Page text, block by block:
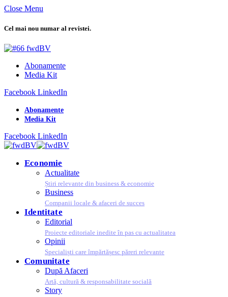
Close Menu
Cel mai nou numar al revistei.
Abonamente
Media Kit
Facebook LinkedIn
Abonamente
Media Kit
Facebook LinkedIn
Economie
Actualitate
Știri relevante din business & economie
Business
Companii locale & afaceri de succes
Identitate
Editorial
Proiecte editoriale inedite în pas cu actualitatea
Opinii
Specialiști care împărtășesc păreri relevante
Comunitate
După Afaceri
Artă, cultură & responsabilitate socială
Story